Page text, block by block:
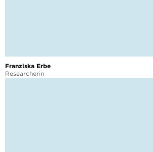
Franziska Erbe
Researcherin